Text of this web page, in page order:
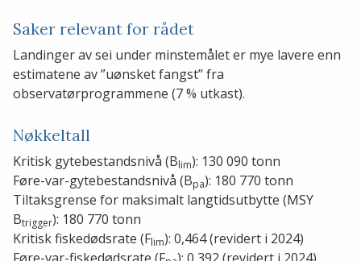
Saker relevant for rådet
Landinger av sei under minstemålet er mye lavere enn
estimatene av ”uønsket fangst” fra
observatørprogrammene (7 % utkast).
Nøkkeltall
Kritisk gytebestandsnivå (Blim): 130 090 tonn
Føre-var-gytebestandsnivå (Bpa): 180 770 tonn
Tiltaksgrense for maksimalt langtidsutbytte (MSY
Btrigger): 180 770 tonn
Kritisk fiskedødsrate (Flim): 0,464 (revidert i 2024)